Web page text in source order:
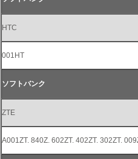
HTC
001HT
ソフトバンク
ZTE
A001ZT. 840Z. 602ZT. 402ZT. 302ZT.